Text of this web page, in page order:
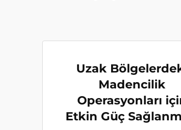
Uzak
Madencilik
Operasyonları
Etkin Güç